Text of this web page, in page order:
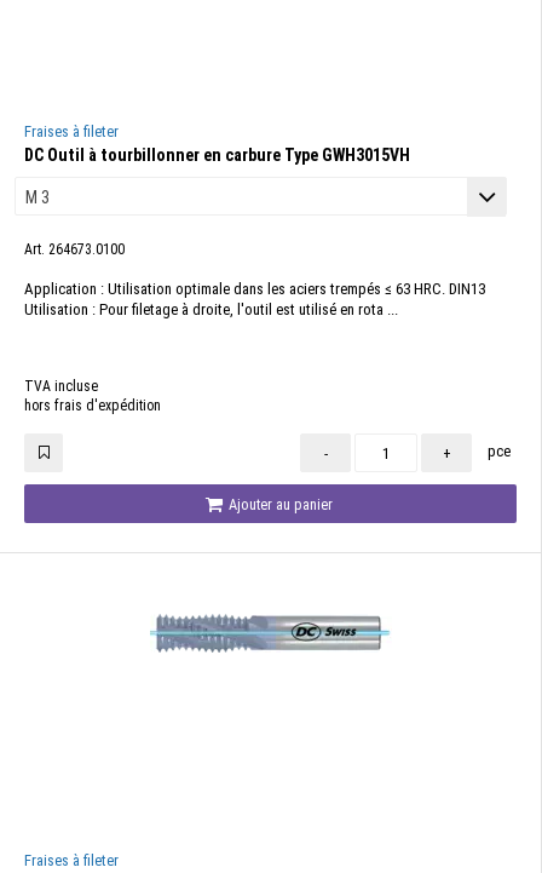
Fraises à fileter
DC Outil à tourbillonner en carbure Type GWH3015VH
Art. 264673.0100
Application : Utilisation optimale dans les aciers trempés ≤ 63 HRC. DIN13
Utilisation : Pour filetage à droite, l'outil est utilisé en rota ...
TVA incluse
hors frais d'expédition
- + pce
Ajouter au panier
Fraises à fileter